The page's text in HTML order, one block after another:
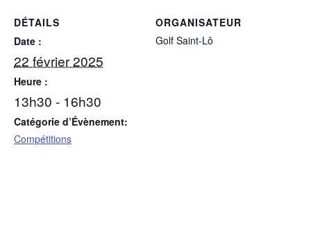
DÉTAILS
Date :
22 février 2025
Heure :
13h30 - 16h30
Catégorie d’Évènement:
Compétitions
ORGANISATEUR
Golf Saint-Lô